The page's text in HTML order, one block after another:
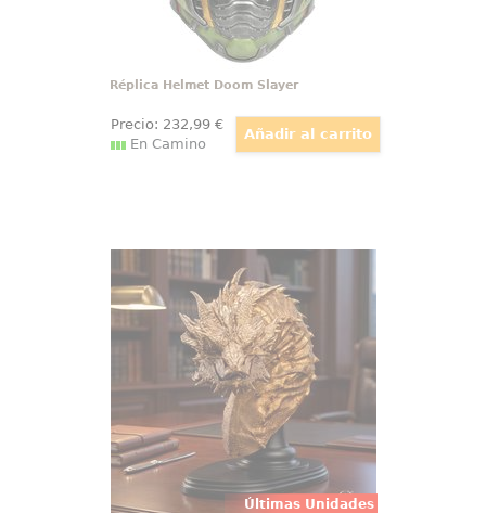
Réplica Helmet Doom Slayer
Precio: 232,99€
En Camino
Últimas Unidades
Busto Smaug the Golden Trilogía de
Fulgor antiguo hecho escultura,
así se presenta The Hobbit Bust
Smaug the Golden 36 cm, una
pieza de coleccionista que irradia
poder y artesanía en cada
escama. Forjado en polystone
premium y realzado con una
aplicación metálica dorada